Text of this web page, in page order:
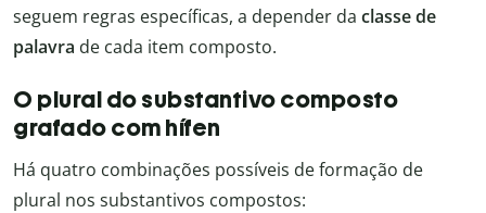
seguem regras específicas, a depender da classe de
palavra de cada item composto.
O plural do substantivo composto
grafado com hífen
Há quatro combinações possíveis de formação de
plural nos substantivos compostos: